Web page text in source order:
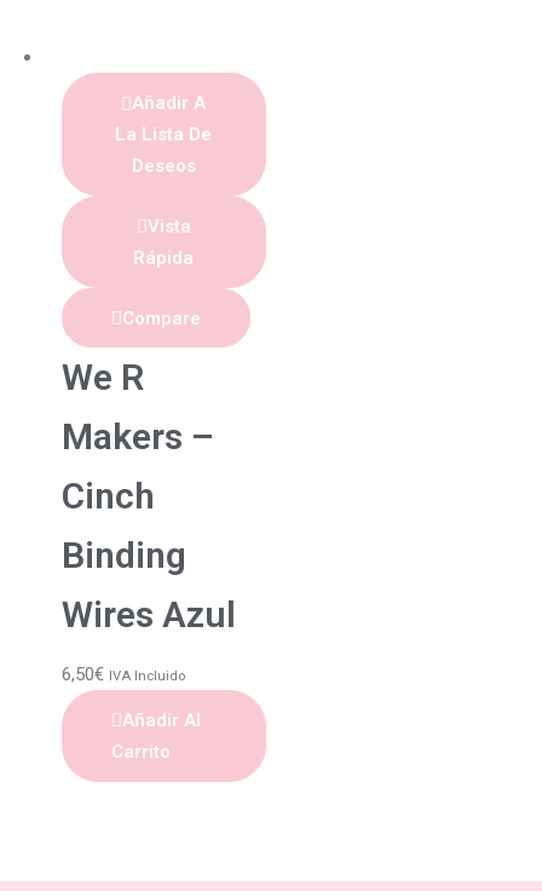
Añadir A
La Lista De
Deseos
Vista
Rápida
Compare
We R
Makers –
Cinch
Binding
Wires Azul
6,50€ IVA Incluido
Añadir Al
Carrito